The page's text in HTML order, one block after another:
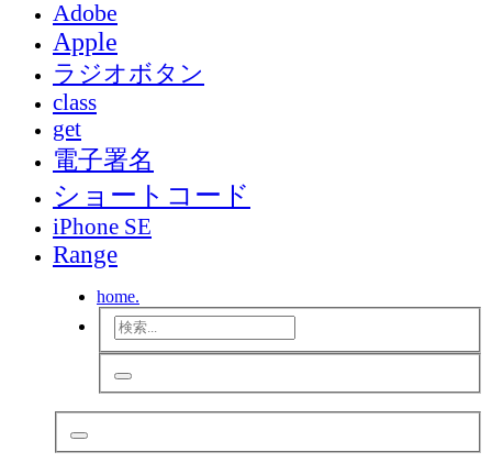
Adobe
Apple
ラジオボタン
class
get
電子署名
ショートコード
iPhone SE
Range
home.